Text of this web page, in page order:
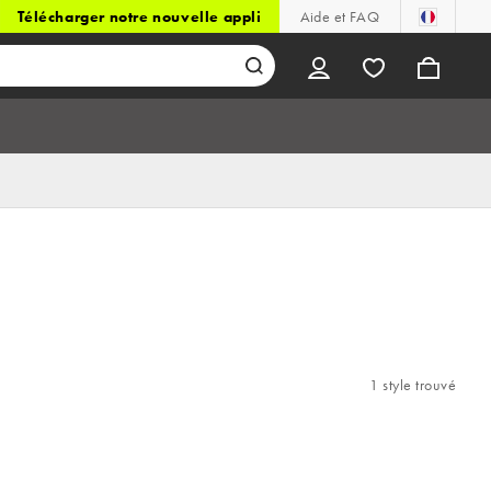
Télécharger notre nouvelle appli Aide et FAQ
1 style trouvé